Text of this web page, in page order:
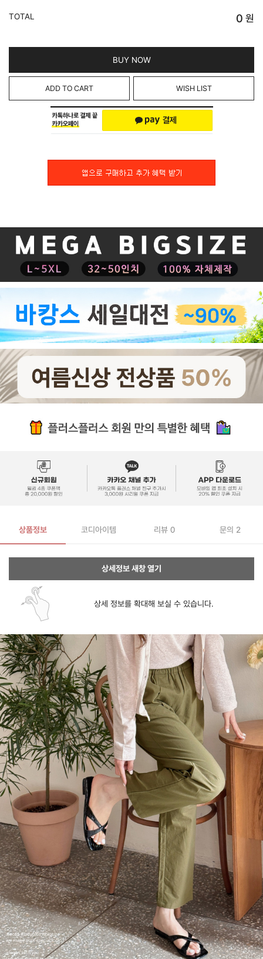
TOTAL 0 원
BUY NOW
ADD TO CART WISH LIST
상품정보 코디아이템 리뷰 0 문의 2
상세정보 새창 열기
상세 정보를 확대해 보실 수 있습니다.